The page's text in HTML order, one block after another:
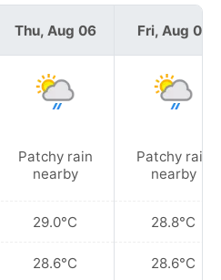
Thu, Aug 06
Patchy rain
nearby
29.0°C
28.6°C
Fri, Aug 07
Patchy rain
nearby
28.8°C
28.6°C